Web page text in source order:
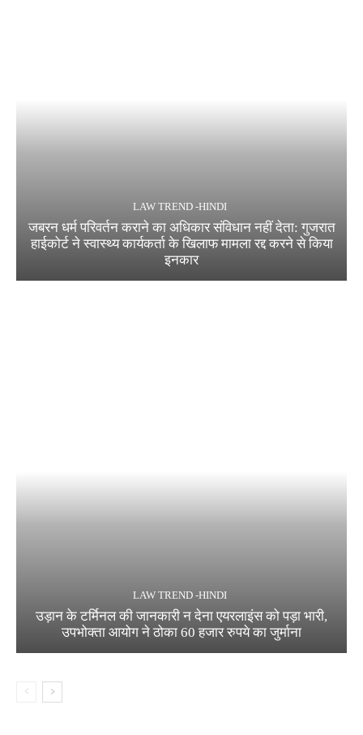
LAW TREND -HINDI
जबरन धर्म परिवर्तन कराने का अधिकार संविधान नहीं देता: गुजरात
हाईकोर्ट ने स्वास्थ्य कार्यकर्ता के खिलाफ मामला रद्द करने से किया
इनकार
LAW TREND -HINDI
उड़ान के टर्मिनल की जानकारी न देना एयरलाइंस को पड़ा भारी,
उपभोक्ता आयोग ने ठोका 60 हजार रुपये का जुर्माना